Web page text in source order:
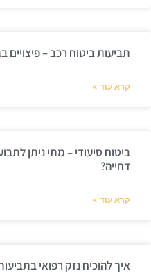
תביעות ביטוח רכב – פיצויים
קרא עוד »
ביטוח סיעודי – מתי ניתן
דחייה?
קרא עוד »
איך להוכיח נזק רפואי